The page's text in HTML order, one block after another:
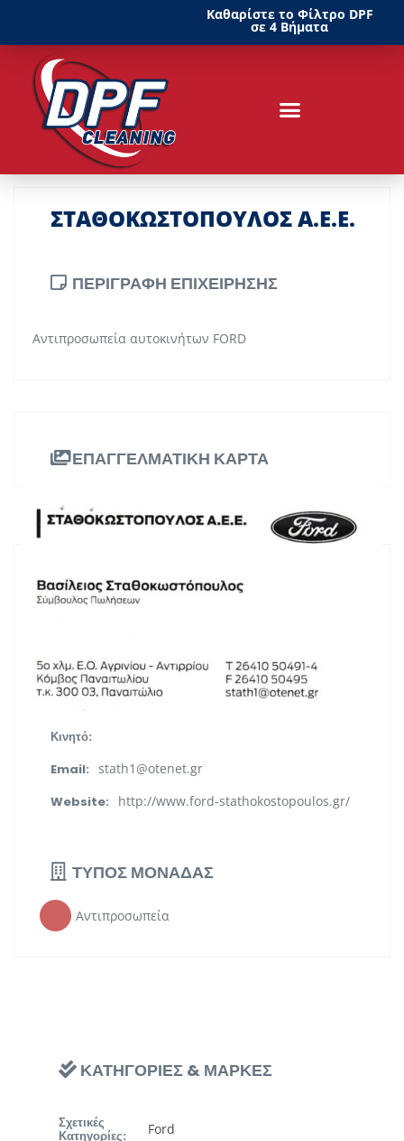
Καθαρίστε το Φίλτρο DPF
σε 4 Βήματα
ΣΤΑΘΟΚΩΣΤΟΠΟΥΛΟΣ Α.Ε.Ε.
ΠΕΡΙΓΡΑΦΗ ΕΠΙΧΕΙΡΗΣΗΣ
Αντιπροσωπεία αυτοκινήτων FORD
ΕΠΑΓΓΕΛΜΑΤΙΚΗ ΚΑΡΤΑ
ΠΛΗΡΟΦΟΡΙΕΣ
Περιφέρεια: Δυτική Ελλάδα
Κινητό:
Email: stath1@otenet.gr
Website:
http://www.ford-stathokostopoulos.gr/
ΤΥΠΟΣ ΜΟΝΑΔΑΣ
Αντιπροσωπεία
ΚΑΤΗΓΟΡΙΕΣ & ΜΑΡΚΕΣ
Σχετικές
Κατηγορίες: Ford